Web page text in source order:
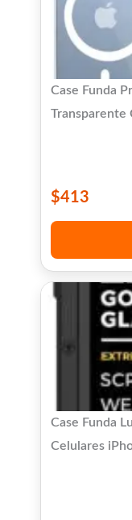
Case Funda
Transparente
$413
Case Funda
Celulares